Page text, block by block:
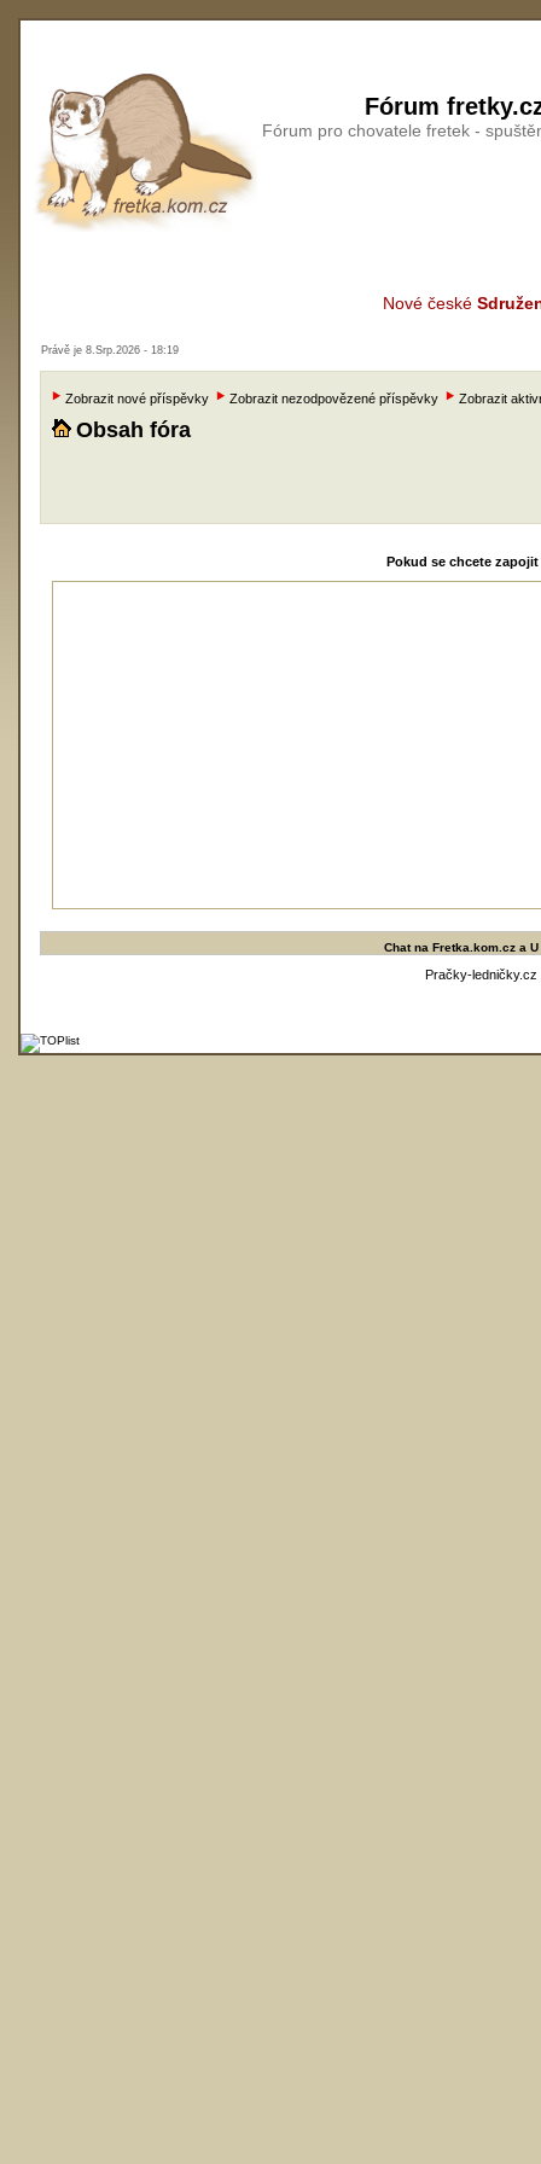
Fórum
Fórum pro chovatele fretek -
Nové české
Právě je 8.Srp.2026 - 18:19
Zobrazit nové příspěvky Zobrazit nezodpovězené příspěvky Zobrazit
Obsah fóra
Pokud se chcete
Chat na Fretka.kom.cza
Pračky-ledničky.cz